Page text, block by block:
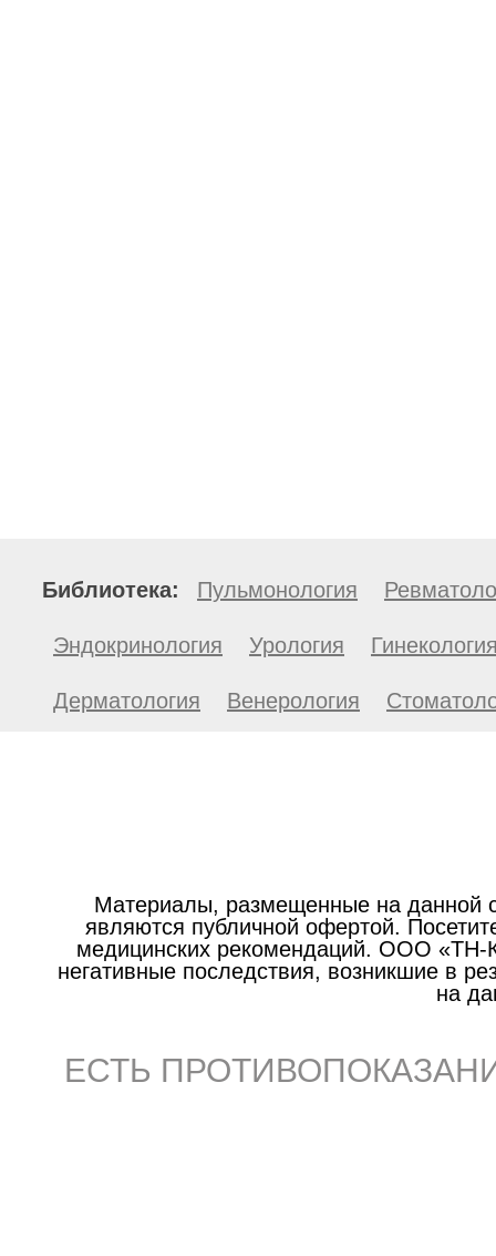
Библиотека: Пульмонология
Эндокринология Урология
Дерматология Венерология
Материалы, размещенные на данной
являются публичной офертой.
медицинских рекомендаций. ООО «ТН-
негативные последствия, возникшие в
на
ЕСТЬ